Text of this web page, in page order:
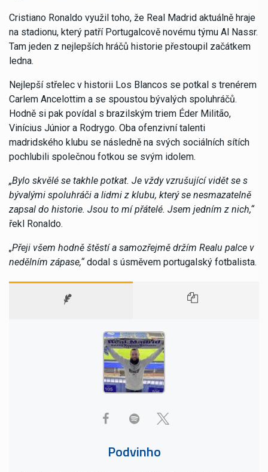
Cristiano Ronaldo využil toho, že Real Madrid aktuálně hraje
na stadionu, který patří Portugalcově novému týmu Al Nassr.
Tam jeden z nejlepších hráčů historie přestoupil začátkem
ledna.
Nejlepší střelec v historii Los Blancos se potkal s trenérem
Carlem Ancelottim a se spoustou bývalých spoluhráčů.
Hodně si pak povídal s brazilským triem Éder Militão,
Vinícius Júnior a Rodrygo. Oba ofenzivní talenti
madridského klubu se následně na svých sociálních sítích
pochlubili společnou fotkou se svým idolem.
„Bylo skvělé se takhle potkat. Je vždy vzrušující vidět se s
bývalými spoluhráči a lidmi z klubu, který se nesmazatelně
zapsal do historie. Jsou to mí přátelé. Jsem jedním z nich,“
řekl Ronaldo.
„Přeji všem hodně štěstí a samozřejmě držím Realu palce v
nedělním zápase,“dodal s úsměvem portugalský fotbalista.
Podvinho